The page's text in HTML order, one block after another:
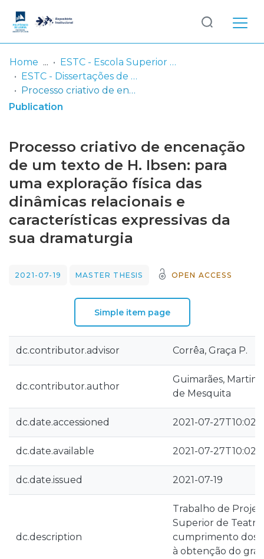
Communities
& Collections
Statistics
Log
In
Home
ESTC - Escola Superior de Teatro e Cinema
ESTC - Dissertações de Mestrado
Processo criativo de encenação de um texto de H. Ibsen: para uma exploração física das dinâmicas relacionais e características expressivas da sua dramaturgia
Publication
Processo criativo de encenação
de um texto de H. Ibsen: para
uma exploração física das
dinâmicas relacionais e
características expressivas da
sua dramaturgia
2021-07-19 MASTER THESIS OPEN ACCESS
Simple item page
dc.contributor.advisor Corrêa, Graça P.
dc.contributor.author
Guimarães,
de Mesquita
dc.date.accessioned 2021-07-
dc.date.available 2021-07-
dc.date.issued 2021-07-19
dc.description
Trabalho de
Superior de Teatro
cumprimento dos
à obtenção do